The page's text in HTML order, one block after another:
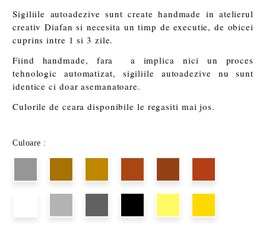
Sigiliile autoadezive sunt create handmade in atelierul
creativ Diafan si necesita un timp de executie, de obicei
cuprins intre 1 si 3 zile.
Fiind handmade, fara a implica nici un proces
tehnologic automatizat, sigiliile autoadezive nu sunt
identice ci doar asemanatoare.
Culorile de ceara disponibile le regasiti mai jos.
Culoare :